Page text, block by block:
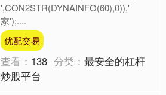
',CON2STR(DYNAINFO(60),0)),'
家');....
优配交易
查看： 138 分类：最安全的杠杆
炒股平台